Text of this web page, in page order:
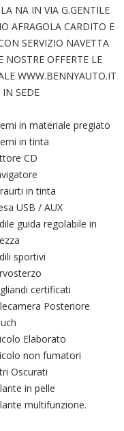
NA IN VIA G.GENTILE
AFRAGOLA CARDITO E
SERVIZIO NAVETTA
NOSTRE OFFERTE LE
WWW.BENNYAUTO.IT
SEDE
in materiale pregiato
in tinta
CD
in tinta
USB / AUX
guida regolabile in
sportivi
certificati
Posteriore
Elaborato
non fumatori
Oscurati
in pelle
multifunzione.